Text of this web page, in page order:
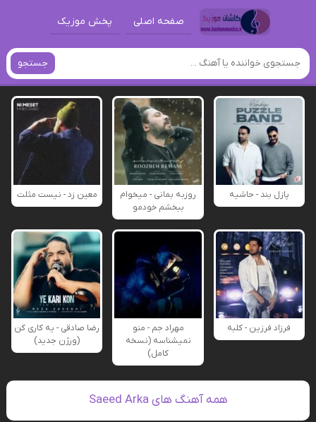
صفحه اصلی پخش موزیک
جستجو
پازل بند - حاشیه
روزبه بمانی - میخوام
ببخشم خودمو
معین زد - نیست مثلت
فرزاد فرزین - کلبه
مهراد جم - منو
نمیشناسه (نسخه
کامل)
رضا صادقی - یه کاری کن
(ورژن جدید)
همه آهنگ های Saeed Arka